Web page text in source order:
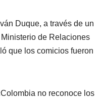
Duque, a través de un
de Relaciones
que los comicios fueron
no reconoce los